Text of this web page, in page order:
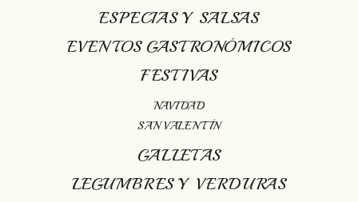
ESPECIAS Y SALSAS
EVENTOS GASTRONÓMICOS
FESTIVAS
NAVIDAD
SAN VALENTÍN
GALLETAS
LEGUMBRES Y VERDURAS